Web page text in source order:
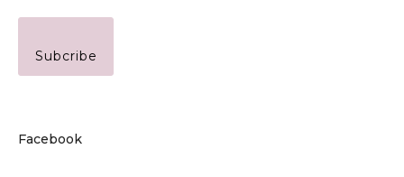
Subcribe
Facebook